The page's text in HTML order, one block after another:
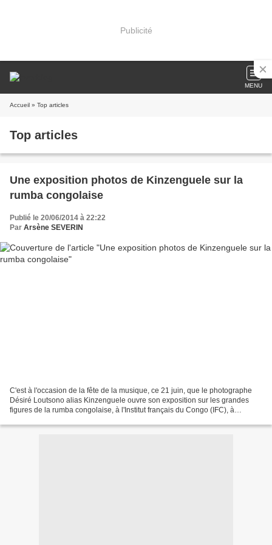
Publicité
MENU
Accueil » Top articles
Top articles
Une exposition photos de Kinzenguele sur la
rumba congolaise
Publié le 20/06/2014 à 22:22
Par Arsène SEVERIN
C'est à l'occasion de la fête de la musique, ce 21 juin, que le photographe
Désiré Loutsono alias Kinzenguele ouvre son exposition sur les grandes
figures de la rumba congolaise, à l'Institut français du Congo (IFC), à